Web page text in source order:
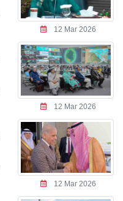
12 Mar 2026
12 Mar 2026
12 Mar 2026